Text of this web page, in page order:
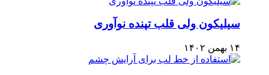
سیلیکون ولی قلب تپنده نوآوری
۱۴ بهمن ۱۴۰۲